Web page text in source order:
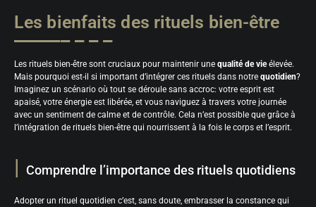
Les bienfaits des rituels bien-être
Les rituels bien-être sont cruciaux pour maintenir une qualité de vieélevée.
Mais pourquoi est-il si important d’intégrer ces rituels dans notre quotidien?
Imaginez un scénario où tout se déroule sans accroc: votre esprit est
apaisé, votre énergie est libérée, et vous naviguez à travers votre journée
avec un sentiment de calme et de contrôle. Cela n’est possible que grâce à
l’intégration de rituels bien-être qui nourrissent à la fois le corps et l’esprit.
Comprendre l’importance des rituels quotidiens
Adopter un rituel quotidien c’est, sans doute, embrasser la constance qui